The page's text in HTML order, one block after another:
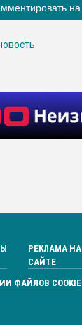
РЕКЛАМА НА
САЙТЕ
ФАЙЛОВ COOKIE